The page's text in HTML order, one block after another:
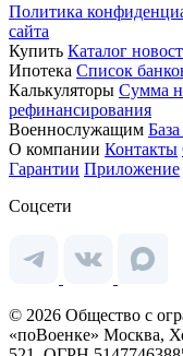
Политика
сайта
Купить Каталог
Ипотека Список
Калькуляторы Сумма
рефинансирования
Военнослужащим
О компании Контакты
Гарантии Приложение
Соцсети
© 2026 Общество с
«поВоенке» Москва,